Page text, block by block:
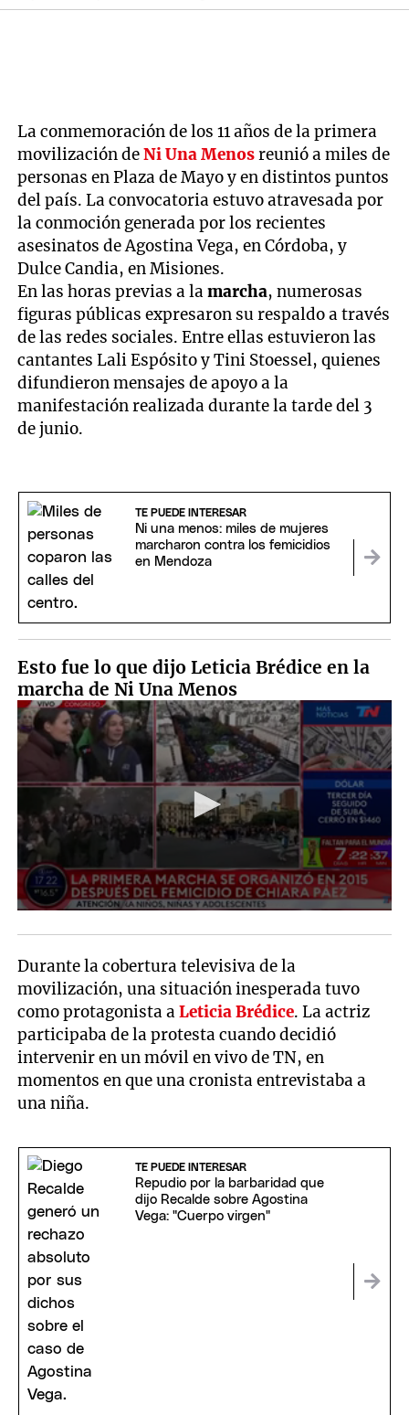
La conmemoración de los 11 años de la primera
movilización deNi Una Menosreunió a miles de
personas en Plaza de Mayo y en distintos puntos
del país. La convocatoria estuvo atravesada por
la conmoción generada por los recientes
asesinatos de Agostina Vega, en Córdoba, y
Dulce Candia, en Misiones.
En las horas previas a lamarcha, numerosas
figuras públicas expresaron su respaldo a través
de las redes sociales. Entre ellas estuvieron las
cantantes Lali Espósito y Tini Stoessel, quienes
difundieron mensajes de apoyo a la
manifestación realizada durante la tarde del 3
de junio.
TE PUEDE INTERESAR
Ni una menos: miles de mujeres
marcharon contra los femicidios
en Mendoza
Esto fue lo que dijo Leticia Brédice en la
marcha de Ni Una Menos
Durante la cobertura televisiva de la
movilización, una situación inesperada tuvo
como protagonista aLeticia Brédice. La actriz
participaba de la protesta cuando decidió
intervenir en un móvil en vivo de TN, en
momentos en que una cronista entrevistaba a
una niña.
TE PUEDE INTERESAR
Repudio por la barbaridad que
dijo Recalde sobre Agostina
Vega: "Cuerpo virgen"